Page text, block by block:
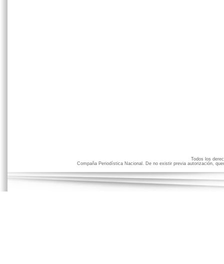
Todos los
Compaña Periodística Nacional. De no existir previa autorización,